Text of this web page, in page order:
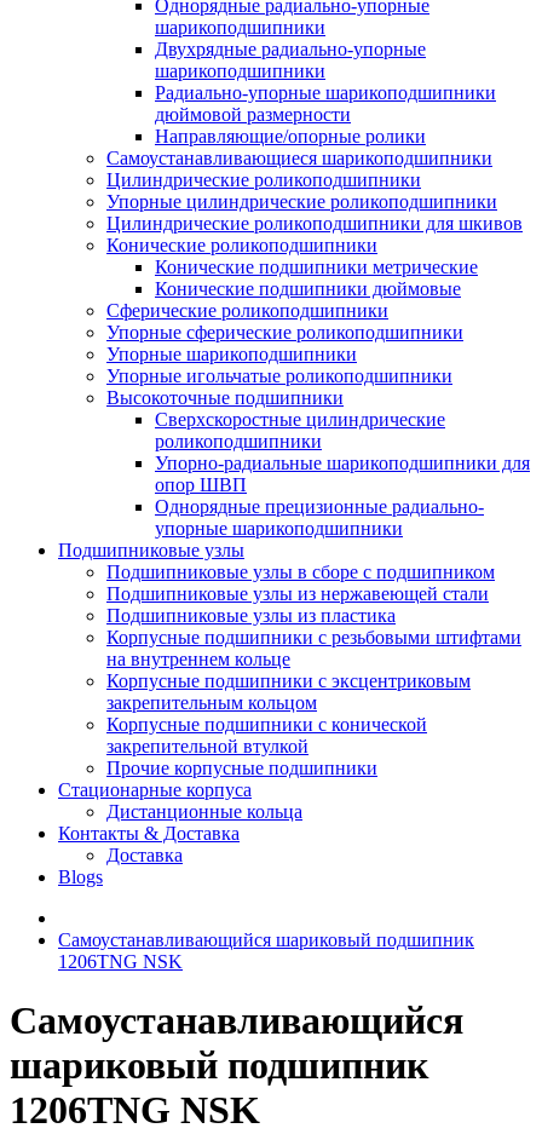
Однорядные радиально-упорные
шарикоподшипники
Двухрядные радиально-упорные
шарикоподшипники
Радиально-упорные шарикоподшипники
дюймовой размерности
Направляющие/опорные ролики
Самоустанавливающиеся шарикоподшипники
Цилиндрические роликоподшипники
Упорные цилиндрические роликоподшипники
Цилиндрические роликоподшипники для шкивов
Конические роликоподшипники
Конические подшипники метрические
Конические подшипники дюймовые
Сферические роликоподшипники
Упорные сферические роликоподшипники
Упорные шарикоподшипники
Упорные игольчатые роликоподшипники
Высокоточные подшипники
Сверхскоростные цилиндрические
роликоподшипники
Упорно-радиальные шарикоподшипники для
опор ШВП
Однорядные прецизионные радиально-
упорные шарикоподшипники
Подшипниковые узлы
Подшипниковые узлы в сборе с подшипником
Подшипниковые узлы из нержавеющей стали
Подшипниковые узлы из пластика
Корпусные подшипники с резьбовыми штифтами
на внутреннем кольце
Корпусные подшипники с эксцентриковым
закрепительным кольцом
Корпусные подшипники с конической
закрепительной втулкой
Прочие корпусные подшипники
Стационарные корпуса
Дистанционные кольца
Контакты & Доставка
Доставка
Blogs
Самоустанавливающийся шариковый подшипник
1206TNG NSK
Самоустанавливающийся
шариковый подшипник
1206TNG NSK